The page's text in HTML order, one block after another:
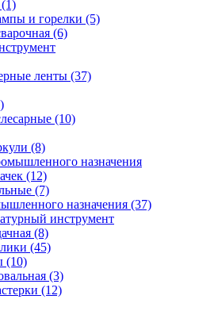
(1)
и горелки (5)
(6)
ленты (37)
(10)
(8)
назначения
(12)
(7)
назначения (37)
инструмент
(8)
(45)
(10)
(3)
(12)